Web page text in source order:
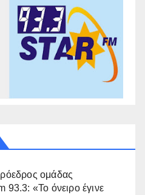
ομάδας
«Το όνειρο έγινε